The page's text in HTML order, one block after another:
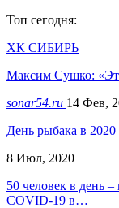
Топ сегодня:
ХК СИБИРЬ
Максим Сушко:
sonar54.ru 14 Фев,
День рыбака в 2020
8 Июл, 2020
50 человек в день
CОVID-19 в…